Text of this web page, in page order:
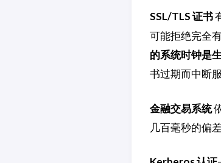
SSL/TLS 证书
可能拒绝完全
的系统时钟是
书过期而中断
金融交易系统
几百毫秒的偏